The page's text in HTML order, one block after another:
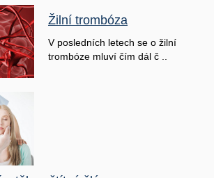
Žilní trombóza
V posledních letech se o žilní
trombóze mluví čím dál č ..